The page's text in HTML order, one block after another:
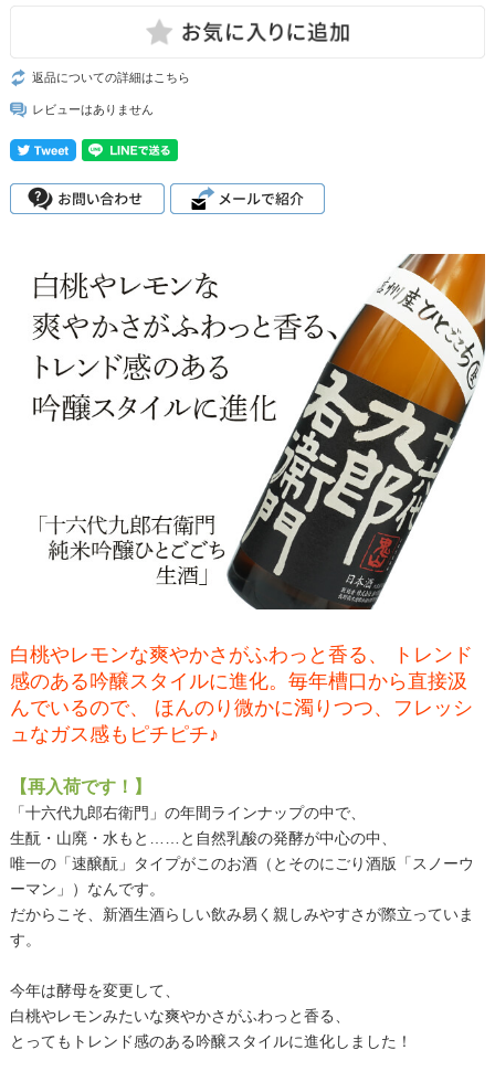
返品についての詳細はこちら
レビューはありません
白桃やレモンな爽やかさがふわっと香る、 トレンド
感のある吟醸スタイルに進化。毎年槽口から直接汲
んでいるので、 ほんのり微かに濁りつつ、フレッシ
ュなガス感もピチピチ♪
【再入荷です！】
「十六代九郎右衛門」の年間ラインナップの中で、
生酛・山廃・水もと……と自然乳酸の発酵が中心の中、
唯一の「速醸酛」タイプがこのお酒（とそのにごり酒版「スノーウ
ーマン」）なんです。
だからこそ、新酒生酒らしい飲み易く親しみやすさが際立っていま
す。
今年は酵母を変更して、
白桃やレモンみたいな爽やかさがふわっと香る、
とってもトレンド感のある吟醸スタイルに進化しました！